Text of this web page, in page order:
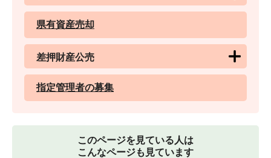
県有資産売却
差押財産公売
指定管理者の募集
このページを見ている人は
こんなページも見ています